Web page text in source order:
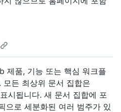
제품, 기능 또는 핵심 워크플
모든 최상위 문서 집합은
시됩니다. 새 문서 집합에 포
으로 세분화된 여러 범주가 있